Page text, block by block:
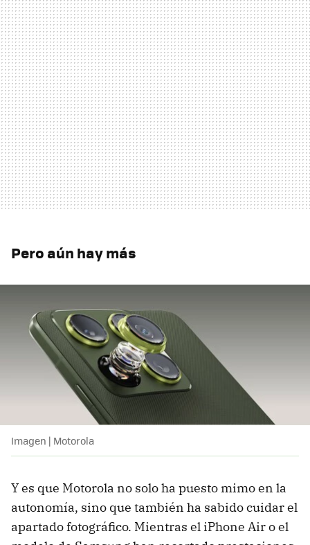
Pero aún hay más
Imagen | Motorola
Y es que Motorola no solo ha puesto mimo en la
autonomía, sino que también ha sabido cuidar el
apartado fotográfico. Mientras el iPhone Air o el